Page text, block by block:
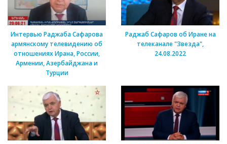
Интервью Раджаба Сафарова
армянскому телевидению об
отношениях Ирана, России,
Армении, Азербайджана и
Турции
Раджаб Сафаров об Иране на
телеканале "Звезда",
24.08.2022